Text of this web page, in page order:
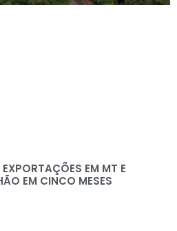
EM MT E
EM CINCO MESES